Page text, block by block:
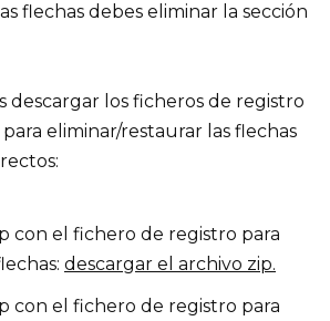
flechas debes eliminar la sección
descargar los ficheros de registro
eliminar/restaurar las flechas
con el fichero de registro para
descargar el archivo zip.
con el fichero de registro para